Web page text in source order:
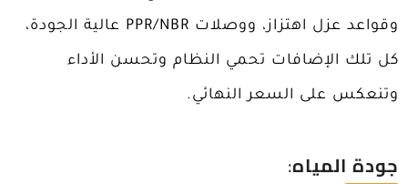
وقواعد عزل اهتزاز، ووصلات PPR/NBR عالية الجودة،
كل تلك الإضافات تحمي النظام وتحسن الأداء
وتنعكس على السعر النهائي.
جودة المياه: